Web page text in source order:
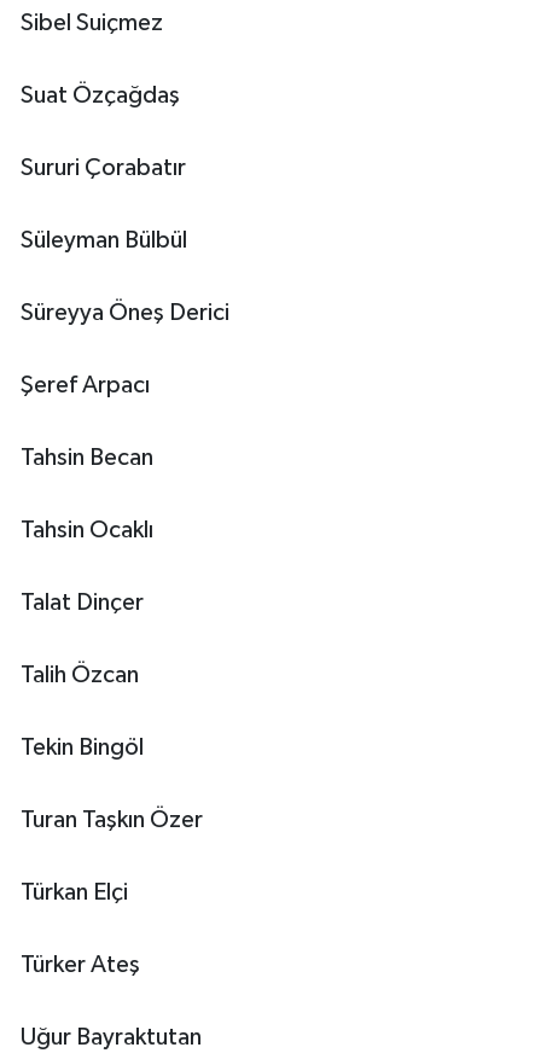
Sibel Suiçmez
Suat Özçağdaş
Sururi Çorabatır
Süleyman Bülbül
Süreyya Öneş Derici
Şeref Arpacı
Tahsin Becan
Tahsin Ocaklı
Talat Dinçer
Talih Özcan
Tekin Bingöl
Turan Taşkın Özer
Türkan Elçi
Türker Ateş
Uğur Bayraktutan